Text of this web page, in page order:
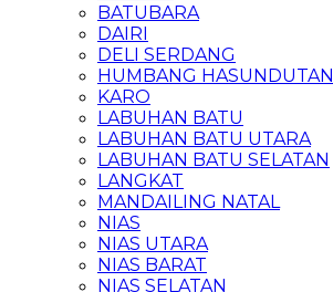
BATUBARA
DAIRI
DELI SERDANG
HUMBANG HASUNDUTAN
KARO
LABUHAN BATU
LABUHAN BATU UTARA
LABUHAN BATU SELATAN
LANGKAT
MANDAILING NATAL
NIAS
NIAS UTARA
NIAS BARAT
NIAS SELATAN